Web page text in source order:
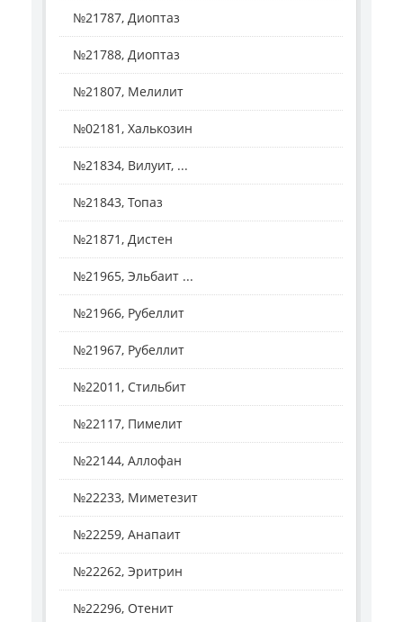
№21787, Диоптаз
№21788, Диоптаз
№21807, Мелилит
№02181, Халькозин
№21834, Вилуит, ...
№21843, Топаз
№21871, Дистен
№21965, Эльбаит ...
№21966, Рубеллит
№21967, Рубеллит
№22011, Стильбит
№22117, Пимелит
№22144, Аллофан
№22233, Миметезит
№22259, Анапаит
№22262, Эритрин
№22296, Отенит